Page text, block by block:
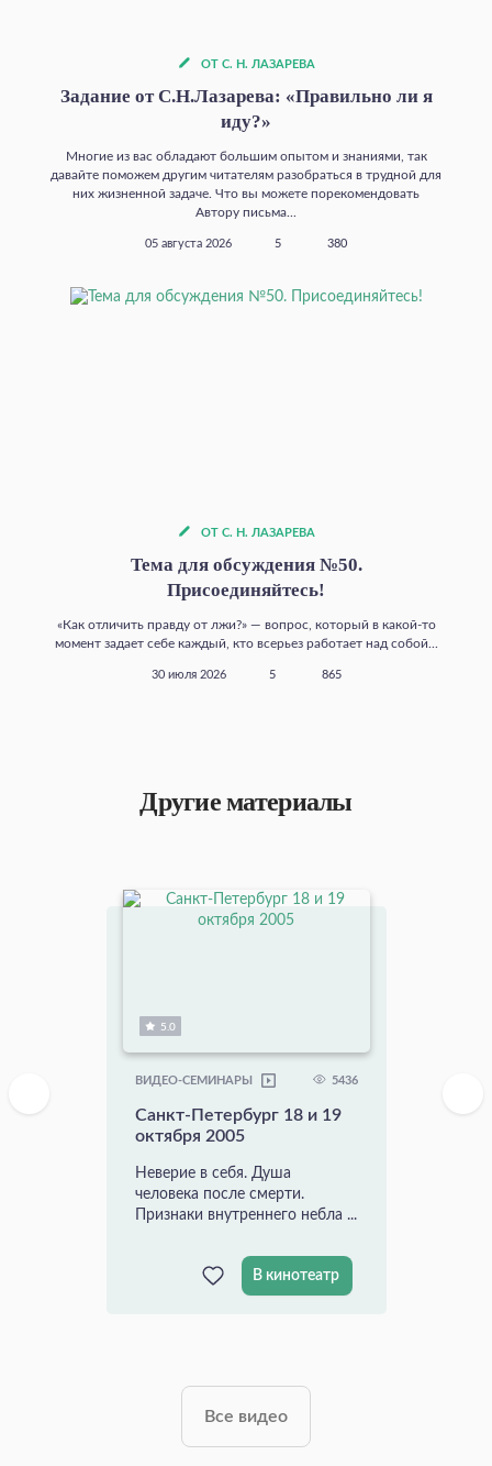
ОТ С. Н. ЛАЗАРЕВА
Задание от С.Н.Лазарева: «Правильно ли я
иду?»
Многие из вас обладают большим опытом и знаниями, так
давайте поможем другим читателям разобраться в трудной для
них жизненной задаче. Что вы можете порекомендовать
Автору письма...
05 августа 2026 5 380
ОТ С. Н. ЛАЗАРЕВА
Тема для обсуждения №50.
Присоединяйтесь!
«Как отличить правду от лжи?» — вопрос, который в какой‑то
момент задает себе каждый, кто всерьез работает над собой...
30 июля 2026 5 865
Другие материалы
5.0
ВИДЕО-СЕМИНАРЫ 5436
Санкт-Петербург 18 и 19
октября 2005
Неверие в себя. Душа
человека после смерти.
Признаки внутреннего небла ...
В кинотеатр
Все видео